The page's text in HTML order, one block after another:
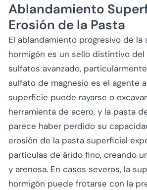
Ablandamiento
Erosión de la Pasta
El ablandamiento progresivo de la
hormigón es un sello distintivo
sulfatos avanzado,
sulfato de magnesio es el agente
superficie puede rayarse o
herramienta de acero, y la pasta
parece haber perdido su
erosión de la pasta superficial
partículas de árido fino, creando
y arenosa. En casos severos, la
hormigón puede frotarse con la